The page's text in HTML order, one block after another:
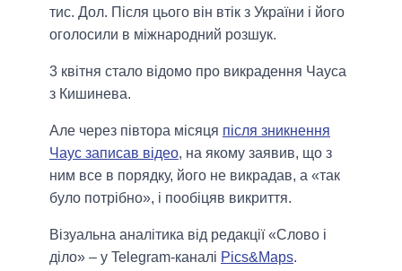
тис. Дол. Після цього він втік з України і його
оголосили в міжнародний розшук.
3 квітня стало відомо про викрадення Чауса
з Кишинева.
Але через півтора місяця після зникнення
Чаус записав відео, на якому заявив, що з
ним все в порядку, його не викрадав, а «так
було потрібно», і пообіцяв викриття.
Візуальна аналітика від редакції «Слово і
діло» – у Telegram-каналі Pics&Maps.